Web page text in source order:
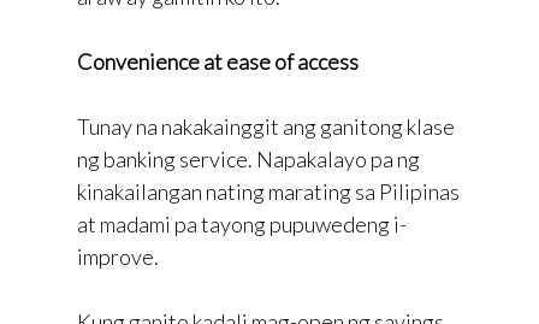
Convenience at ease of access
Tunay na nakakainggit ang ganitong klase
ng banking service. Napakalayo pa ng
kinakailangan nating marating sa Pilipinas
at madami pa tayong pupuwedeng i-
improve.